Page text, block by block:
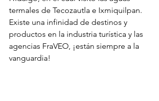
termales de Tecozautla e Ixmiquilpan.
Existe una infinidad de destinos y
productos en la industria turística y las
agencias FraVEO, ¡están siempre a la
vanguardia!